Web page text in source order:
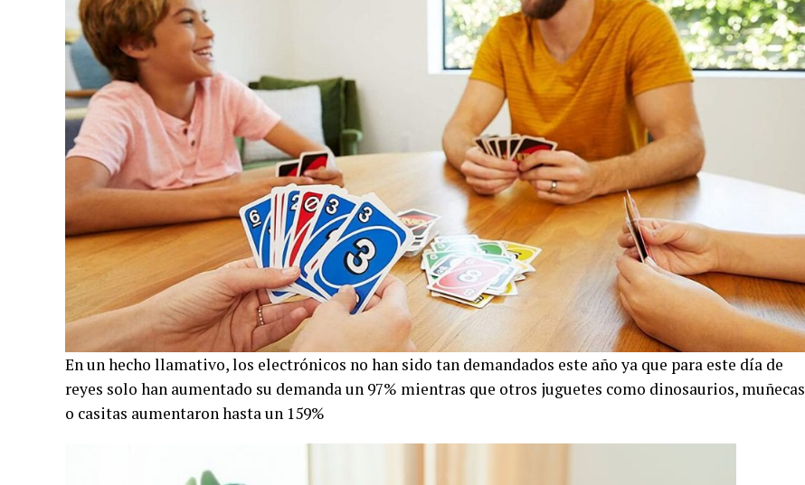
En un hecho llamativo, los electrónicos no han sido tan demandados este año ya que para este día de
reyes solo han aumentado su demanda un 97% mientras que otros juguetes como dinosaurios, muñecas
o casitas aumentaron hasta un 159%